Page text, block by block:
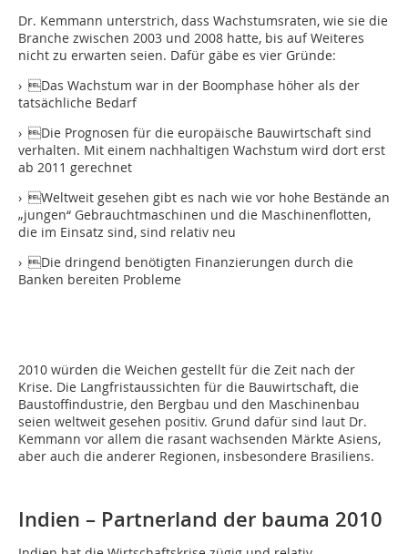
Dr. Kemmann unterstrich, dass Wachstumsraten, wie sie die
Branche zwischen 2003 und 2008 hatte, bis auf Weiteres
nicht zu erwarten seien. Dafür gäbe es vier Gründe:
› Das Wachstum war in der Boomphase höher als der
tatsächliche Bedarf
› Die Prognosen für die europäische Bauwirtschaft sind
verhalten. Mit einem nachhaltigen Wachstum wird dort erst
ab 2011 gerechnet
› Weltweit gesehen gibt es nach wie vor hohe Bestände an
„jungen“ Gebrauchtmaschinen und die Maschinenflotten,
die im Einsatz sind, sind relativ neu
› Die dringend benötigten Finanzierungen durch die
Banken bereiten Probleme
2010 würden die Weichen gestellt für die Zeit nach der
Krise. Die Langfristaussichten für die Bauwirtschaft, die
Baustoffindustrie, den Bergbau und den Maschinenbau
seien weltweit gesehen positiv. Grund dafür sind laut Dr.
Kemmann vor allem die rasant wachsenden Märkte Asiens,
aber auch die anderer Regionen, insbesondere Brasiliens.
Indien – Partnerland der bauma 2010